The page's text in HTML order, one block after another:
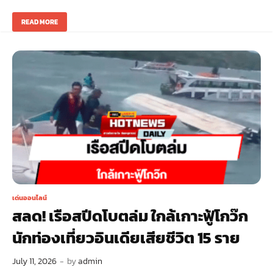
READ MORE
เด่นออนไลน์
สลด! เรือสปีดโบตล่ม ใกล้เกาะฟู้โกว๊ก
นักท่องเที่ยวอินเดียเสียชีวิต 15 ราย
July 11, 2026 - byadmin